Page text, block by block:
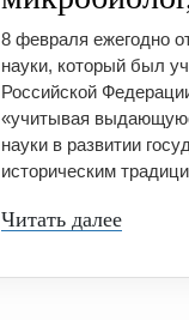
8 февраля ежегодно
науки, который был
Российской
«учитывая
науки в развитии
историческим
Читать далее